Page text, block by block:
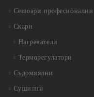
Сешоари професионални
Скари
Нагреватели
Терморегулатори
Съдомиялни
Сушилни